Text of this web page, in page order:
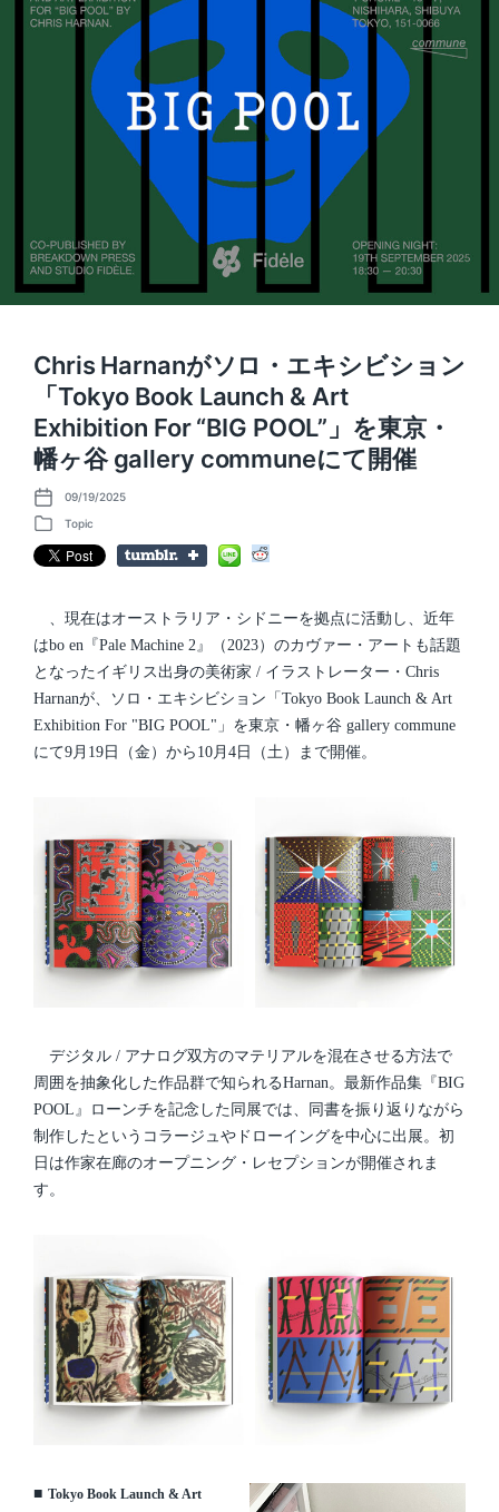
Chris Harnanがソロ・エキシビション
「Tokyo Book Launch & Art
Exhibition For “BIG POOL”」を東京・
幡ヶ谷 gallery communeにて開催
P
o
t
d
09/19/2025
P
o
s
n
Topic
、現在はオーストラリア・シドニーを拠点に活動し、近年
はbo en『Pale Machine 2』（2023）のカヴァー・アートも話題
となったイギリス出身の美術家 / イラストレーター・Chris
Harnanが、ソロ・エキシビション「Tokyo Book Launch & Art
Exhibition For "BIG POOL"」を東京・幡ヶ谷 gallery commune
にて9月19日（金）から10月4日（土）まで開催。
デジタル / アナログ双方のマテリアルを混在させる方法で
周囲を抽象化した作品群で知られるHarnan。最新作品集『BIG
POOL』ローンチを記念した同展では、同書を振り返りながら
制作したというコラージュやドローイングを中心に出展。初
日は作家在廊のオープニング・レセプションが開催されま
す。
■ Tokyo Book Launch & Art